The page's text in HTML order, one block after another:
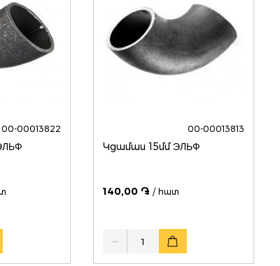
00-00013822
159մմ ЭЛЬФ
00-00013813
Կցամաս 15մմ ЭЛЬФ
140,00 ֏ / հատ